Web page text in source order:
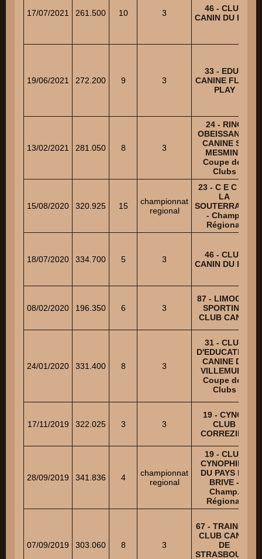
17/07/2021 261.500 10 3
46 - CLUB
CANIN DU LOT
19/06/2021 272.200 9 3
33 - EDUC
CANINE FLAIR
PLAY
13/02/2021 281.050 8 3
24 - RING
OBEISSANCE
CANINE ST
MESMIN -
Coupe des
Clubs
15/08/2020 320.925 15
championnat
regional
23 - C E C DE
LA
SOUTERRAINE
- Champ.
Régional
18/07/2020 334.700 5 3
46 - CLUB
CANIN DU LOT
08/02/2020 196.350 6 3
87 - LIMOGES
SPORTING
CLUB CANIN
24/01/2020 331.400 8 3
31 - CLUB
D'EDUCATION
CANINE DE
VILLEMUR -
Coupe des
Clubs
17/11/2019 322.025 3 3
19 - CYNO-
CLUB
CORREZIEN
28/09/2019 341.836 4
championnat
regional
19 - CLUB
CYNOPHILE
DU PAYS DE
BRIVE -
Champ.
Régional
07/09/2019 303.060 8 3
67 - TRAINING
CLUB CANIN
DE
STRASBOURG